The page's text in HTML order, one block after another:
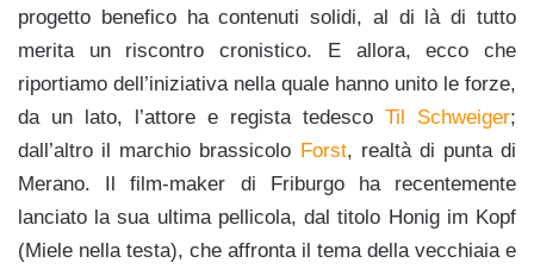
progetto benefico ha contenuti solidi, al di là di tutto
merita un riscontro cronistico. E allora, ecco che
riportiamo dell’iniziativa nella quale hanno unito le forze,
da un lato, l’attore e regista tedesco Til Schweiger;
dall’altro il marchio brassicolo Forst, realtà di punta di
Merano. Il film-maker di Friburgo ha recentemente
lanciato la sua ultima pellicola, dal titolo Honig im Kopf
(Miele nella testa), che affronta il tema della vecchiaia e